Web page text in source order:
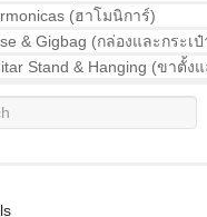
(ฮาโมนิการ์)
& Gigbag (กล่องและกระเ
Stand & Hanging (ขาตั้ง